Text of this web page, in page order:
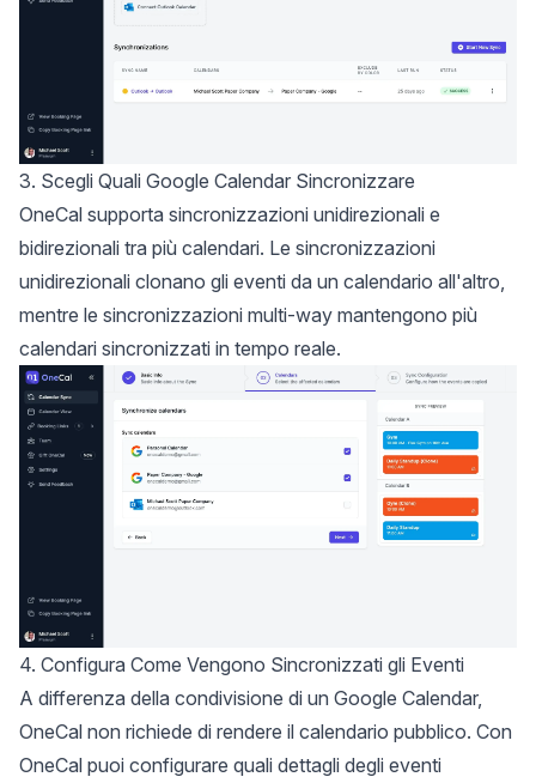
3. Scegli Quali Google Calendar Sincronizzare
OneCal supporta sincronizzazioni unidirezionali e
bidirezionali tra più calendari. Le sincronizzazioni
unidirezionali clonano gli eventi da un calendario all'altro,
mentre le sincronizzazioni multi-way mantengono più
calendari sincronizzati in tempo reale.
4. Configura Come Vengono Sincronizzati gli Eventi
A differenza della condivisione di un Google Calendar,
OneCal non richiede di rendere il calendario pubblico. Con
OneCal puoi configurare quali dettagli degli eventi